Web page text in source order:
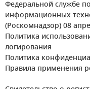
Федеральной службе
информационных
(Роскомнадзор) 08
Политика
логирования
Политика
Правила применения